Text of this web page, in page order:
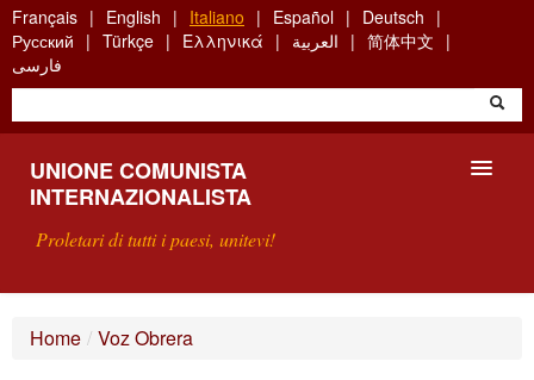
Skip
to
main
content
Français English Italiano Español
Deutsch
Русский
Türkçe Ελληνικά العربية
简体中文
فارسی
UNIONE COMUNISTA
INTERNAZIONALISTA
Proletari di tutti i paesi, unitevi!
Home / Voz Obrera